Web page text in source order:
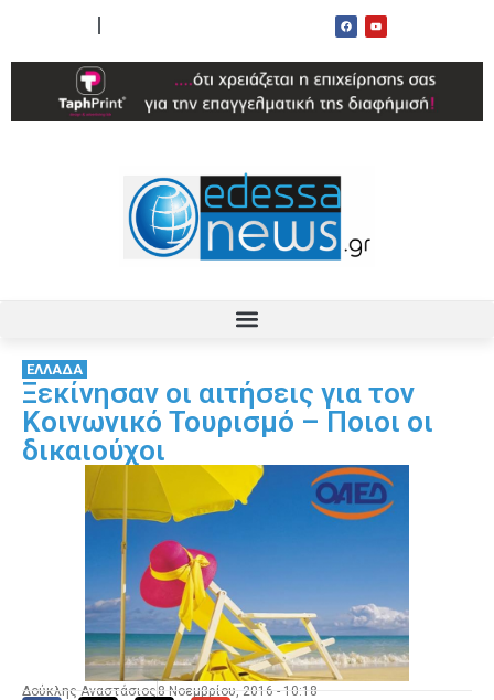
ΕΛΛΑΔΑ
Ξεκίνησαν οι αιτήσεις για τον
Κοινωνικό Τουρισμό – Ποιοι οι
δικαιούχοι
Δούκλης Αναστάσιος 8 Νοεμβρίου, 2016 - 10:18